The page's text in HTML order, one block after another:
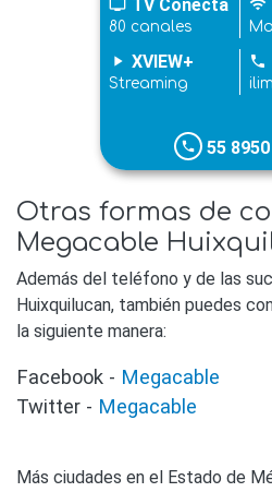
tv TV Conecta
80 canales
wifi
play_arrow XVIEW+
Streaming
phone
phone 55
Otras formas de
Megacable
Además del teléfono y de las
Huixquilucan, también puedes
la siguiente manera:
Facebook - Megacable
Twitter - Megacable
Más ciudades en el Estado de